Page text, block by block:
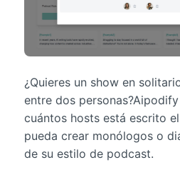
¿Quieres un show en
entre dos
cuántos hosts está escrito
pueda crear monólogos o
de su estilo de podcast.